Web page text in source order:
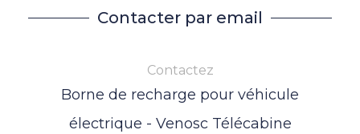
Contacter par email
Contactez
Borne de recharge pour véhicule
électrique - Venosc Télécabine